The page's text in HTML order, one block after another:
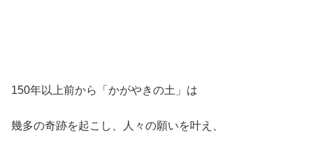
150年以上前から「かがやきの土」は
幾多の奇跡を起こし、人々の願いを叶え、